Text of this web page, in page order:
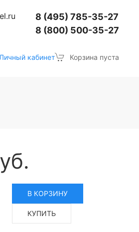
8 (495) 785-35-27
8 (800) 500-35-27
Личный кабинет Корзина пуста
В КОРЗИНУ
КУПИТЬ